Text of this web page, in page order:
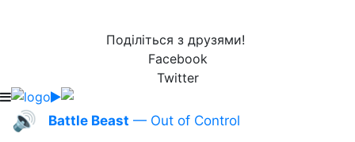
Поділіться з друзями!
Facebook
Twitter
🔊 Battle Beast — Out of Control